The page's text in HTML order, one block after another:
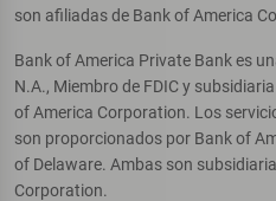
son afiliadas de Bank of America
Bank of America Private Bank es
N.A., Miembro de FDIC y
of America Corporation. Los
son proporcionados por Bank of
of Delaware. Ambas son
Corporation.